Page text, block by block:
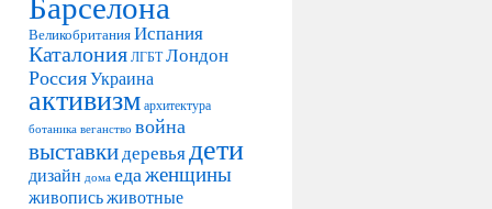
ВеликобританияИспания
Каталония ЛГБТ Лондон
РоссияУкраина
активизм архитектура
ботаника веганство война
выставкидеревьядети
дизайн дома едаженщины
живописьживотные